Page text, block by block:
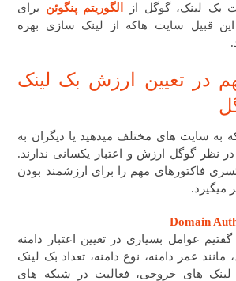
بک لینک، گوگل از الگوریتم پنگوئن برای
قبیل سایت هاکه از لینک سازی بهره
در تعیین ارزش بک لینک
به سایت های مختلف میدهید یا دیگران به
نظر گوگل ارزش و اعتبار یکسانی ندارند.
فاکتورهای مهم را برای ارزشمند بودن
میگیرد.
عوامل بسیاری در تعیین اعتبار دامنه
مانند عمر دامنه، نوع دامنه، تعداد بک لینک
لینک های خروجی، فعالیت در شبکه های